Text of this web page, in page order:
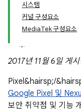
시스템
커널 구성요소
MediaTek 구성요소
2017년 11월 6일 게
Pixel&hairsp;/
Google Pixel 및
보안 취약점 및 기능